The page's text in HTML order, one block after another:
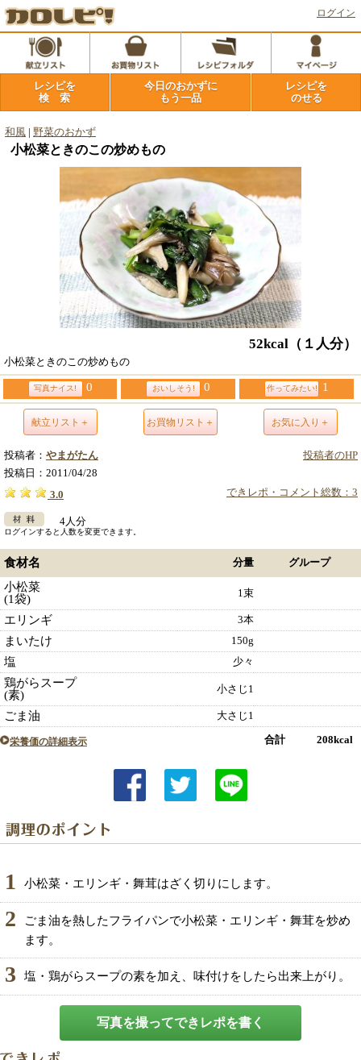
ログイン
レシピを
検 索
今日のおかずに
もう一品
レシピを
のせる
和風 野菜のおかず
小松菜ときのこの炒めもの
52kcal （１人分）
小松菜ときのこの炒めもの
写真ナイス! 0 おいしそう! 0 作ってみたい! 1
献立リスト＋ お買物リスト＋ お気に入り＋
投稿者のHP
投稿者： やまがたん
投稿日： 2011/04/28
できレポ・コメント総数：3
3.0
4人分
ログインすると人数を変更できます。
食材名 分量 グループ
小松菜
(1袋)
1束
エリンギ 3本
まいたけ 150g
塩 少々
鶏がらスープ
(素)
小さじ1
ごま油 大さじ1
栄養価の詳細表示 合計 208kcal
1 小松菜・エリンギ・舞茸はざく切りにします。
2
ごま油を熱したフライパンで小松菜・エリンギ・舞茸を炒め
ます。
3 塩・鶏がらスープの素を加え、味付けをしたら出来上がり。
写真を撮ってできレポを書く